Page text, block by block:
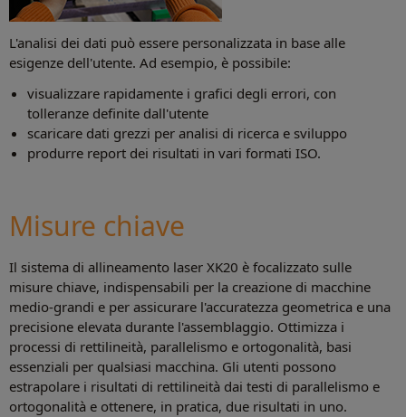
L'analisi dei dati può essere personalizzata in base alle
esigenze dell'utente. Ad esempio, è possibile:
visualizzare rapidamente i grafici degli errori, con
tolleranze definite dall'utente
scaricare dati grezzi per analisi di ricerca e sviluppo
produrre report dei risultati in vari formati ISO.
Misure chiave
Il sistema di allineamento laser XK20 è focalizzato sulle
misure chiave, indispensabili per la creazione di macchine
medio-grandi e per assicurare l'accuratezza geometrica e una
precisione elevata durante l'assemblaggio. Ottimizza i
processi di rettilineità, parallelismo e ortogonalità, basi
essenziali per qualsiasi macchina. Gli utenti possono
estrapolare i risultati di rettilineità dai testi di parallelismo e
ortogonalità e ottenere, in pratica, due risultati in uno.